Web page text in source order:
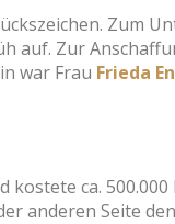
Zum
auf. Zur
war Frau Frieda
ca. 500.000
anderen Seite